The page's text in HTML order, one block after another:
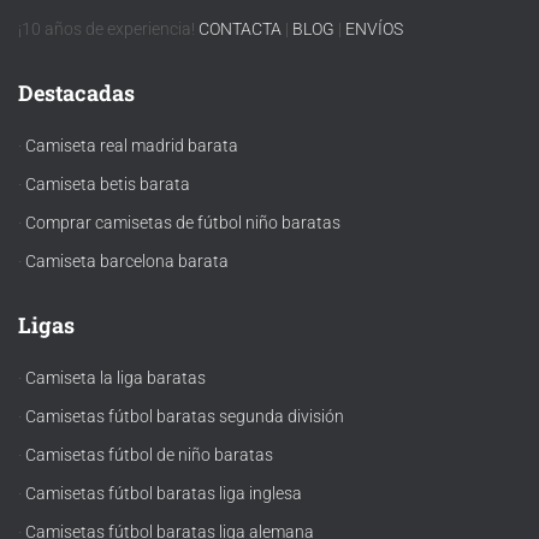
¡10 años de experiencia! CONTACTA | BLOG | ENVÍOS
Destacadas
· Camiseta real madrid barata
· Camiseta betis barata
· Comprar camisetas de fútbol niño baratas
· Camiseta barcelona barata
Ligas
· Camiseta la liga baratas
· Camisetas fútbol baratas segunda división
· Camisetas fútbol de niño baratas
· Camisetas fútbol baratas liga inglesa
· Camisetas fútbol baratas liga alemana